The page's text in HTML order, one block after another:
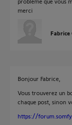
merci
Fabrice
Bonjour Fabrice,
Vous trouverez un
chaque post, sinon
https://